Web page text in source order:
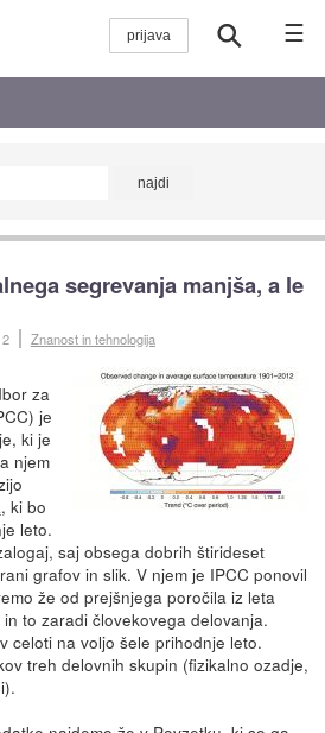
☰
segrevanja manjša, a le
Znanost in tehnologija
za
je
ki je
njem
, ki bo
leto.
saj obsega dobrih štirideset
grafov in slik. V njem je IPCC ponovil
že od prejšnjega poročila iz leta
to zaradi človekovega delovanja.
celoti na voljo šele prihodnje leto.
treh delovnih skupin (fizikalno ozadje,